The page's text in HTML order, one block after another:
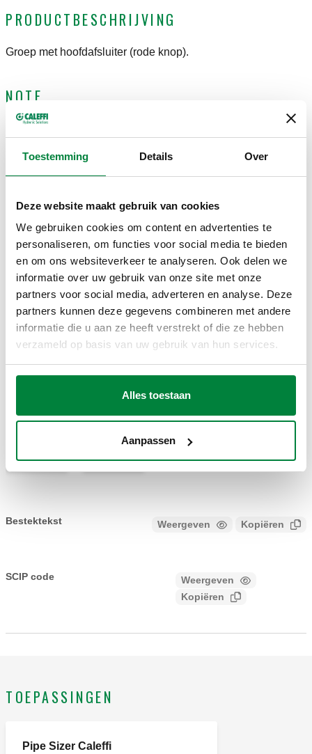
Toestemming Details Over
Deze website maakt gebruik van cookies
We gebruiken cookies om content en advertenties te
personaliseren, om functies voor social media te bieden
en om ons websiteverkeer te analyseren. Ook delen we
informatie over uw gebruik van onze site met onze
partners voor social media, adverteren en analyse. Deze
partners kunnen deze gegevens combineren met andere
informatie die u aan ze heeft verstrekt of die ze hebben
verzameld op basis van uw gebruik van hun services.
Alles toestaan
Aanpassen
PRODUCTBESCHRIJVING
Groep met hoofdafsluiter (rode knop).
NOTE
lichaam van ontzinkingsbestendige legering "LOW LEAD"
TEKENINGEN EN SPECIFICATIES
Artikelnummer
359193
2D-tekeningen
3D-modellen
Bestektekst Weergeven Kopiëren
SCIP code
Weergeven
Kopiëren
TOEPASSINGEN
Pipe Sizer Caleffi